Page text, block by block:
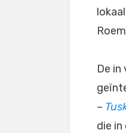
De
–
die